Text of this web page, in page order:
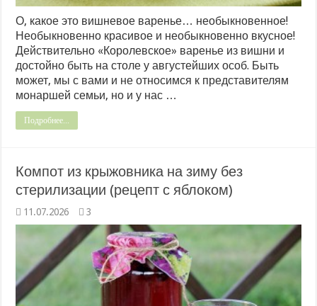
О, какое это вишневое варенье… необыкновенное!
Необыкновенно красивое и необыкновенно вкусное!
Действительно «Королевское» варенье из вишни и
достойно быть на столе у августейших особ. Быть
может, мы с вами и не относимся к представителям
монаршей семьи, но и у нас …
Подробнее...
Компот из крыжовника на зиму без
стерилизации (рецепт с яблоком)
11.07.2026 3